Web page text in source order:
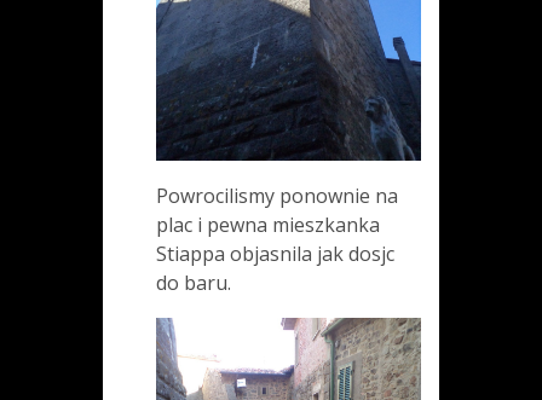
Powrocilismy ponownie na
plac i pewna mieszkanka
Stiappa objasnila jak dosjc
do baru.